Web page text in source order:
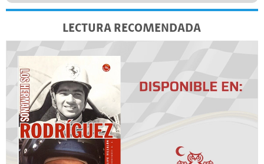
LECTURA RECOMENDADA